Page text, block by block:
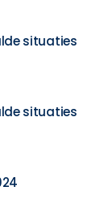
situaties
situaties